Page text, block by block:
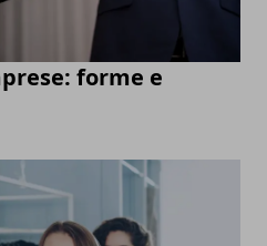
forme e